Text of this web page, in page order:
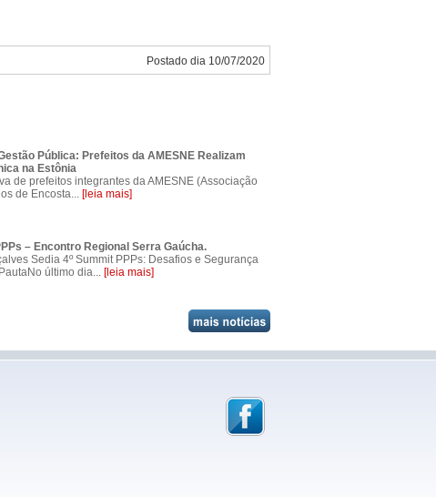
Postado dia 10/07/2020
Pública: Prefeitos da AMESNE Realizam
na Estônia
de prefeitos integrantes da AMESNE (Associação
de Encosta... [leia mais]
– Encontro Regional Serra Gaúcha.
Sedia 4º Summit PPPs: Desafios e Segurança
último dia... [leia mais]